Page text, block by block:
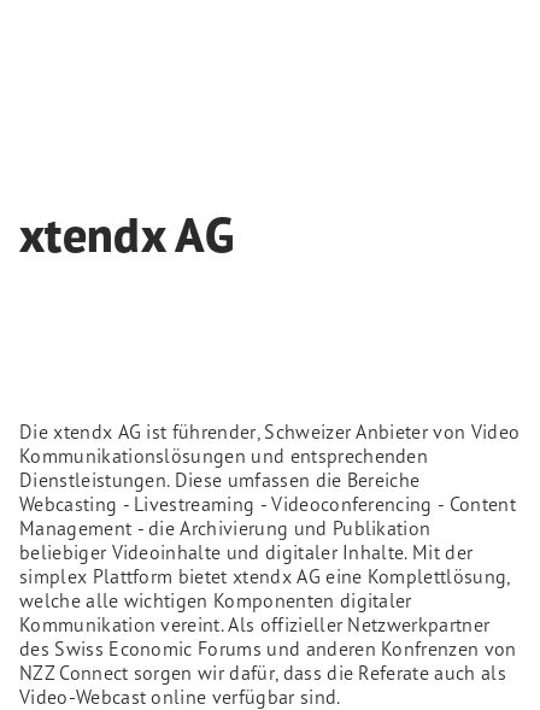
xtendx AG
Die xtendx AG ist führender, Schweizer Anbieter von Video
Kommunikationslösungen und entsprechenden
Dienstleistungen. Diese umfassen die Bereiche
Webcasting - Livestreaming - Videoconferencing - Content
Management - die Archivierung und Publikation
beliebiger Videoinhalte und digitaler Inhalte. Mit der
simplex Plattform bietet xtendx AG eine Komplettlösung,
welche alle wichtigen Komponenten digitaler
Kommunikation vereint. Als offizieller Netzwerkpartner
des Swiss Economic Forums und anderen Konfrenzen von
NZZ Connect sorgen wir dafür, dass die Referate auch als
Video-Webcast online verfügbar sind.